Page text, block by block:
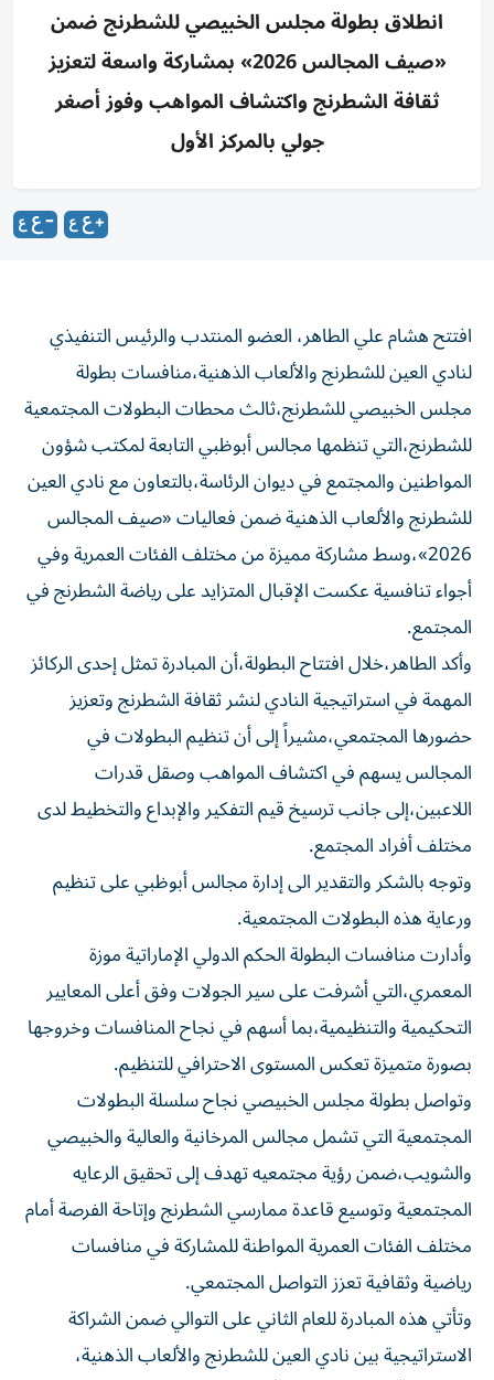
انطلاق بطولة مجلس الخبيصي للشطرنج ضمن
«صيف المجالس 2026» بمشاركة واسعة لتعزيز
ثقافة الشطرنج واكتشاف المواهب وفوز أصغر
جولي بالمركز الأول
افتتح هشام علي الطاهر، العضو المنتدب والرئيس التنفيذي
لنادي العين للشطرنج والألعاب الذهنية،منافسات بطولة
مجلس الخبيصي للشطرنج،ثالث محطات البطولات المجتمعية
للشطرنج،التي تنظمها مجالس أبوظبي التابعة لمكتب شؤون
المواطنين والمجتمع في ديوان الرئاسة،بالتعاون مع نادي العين
للشطرنج والألعاب الذهنية ضمن فعاليات «صيف المجالس
2026»،وسط مشاركة مميزة من مختلف الفئات العمرية وفي
أجواء تنافسية عكست الإقبال المتزايد على رياضة الشطرنج في
المجتمع.
وأكد الطاهر،خلال افتتاح البطولة،أن المبادرة تمثل إحدى الركائز
المهمة في استراتيجية النادي لنشر ثقافة الشطرنج وتعزيز
حضورها المجتمعي،مشيراً إلى أن تنظيم البطولات في
المجالس يسهم في اكتشاف المواهب وصقل قدرات
اللاعبين،إلى جانب ترسيخ قيم التفكير والإبداع والتخطيط لدى
مختلف أفراد المجتمع.
وتوجه بالشكر والتقدير الى إدارة مجالس أبوظبي على تنظيم
ورعاية هذه البطولات المجتمعية.
وأدارت منافسات البطولة الحكم الدولي الإماراتية موزة
المعمري،التي أشرفت على سير الجولات وفق أعلى المعايير
التحكيمية والتنظيمية،بما أسهم في نجاح المنافسات وخروجها
بصورة متميزة تعكس المستوى الاحترافي للتنظيم.
وتواصل بطولة مجلس الخبيصي نجاح سلسلة البطولات
المجتمعية التي تشمل مجالس المرخانية والعالية والخبيصي
والشويب،ضمن رؤية مجتمعيه تهدف إلى تحقيق الرعايه
المجتمعية وتوسيع قاعدة ممارسي الشطرنج وإتاحة الفرصة أمام
مختلف الفئات العمرية المواطنة للمشاركة في منافسات
رياضية وثقافية تعزز التواصل المجتمعي.
وتأتي هذه المبادرة للعام الثاني على التوالي ضمن الشراكة
الاستراتيجية بين نادي العين للشطرنج والألعاب الذهنية،